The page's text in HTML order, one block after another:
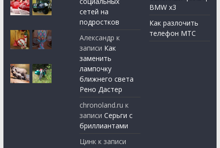
сетей на
подростков
Александр к
записи Как
заменить
лампочку
ближнего света
Рено Дастер
chronoland.ru к
записиСерьги с
бриллиантами
Цинк к записи
BMW x3
Как разлочить
телефон МТС